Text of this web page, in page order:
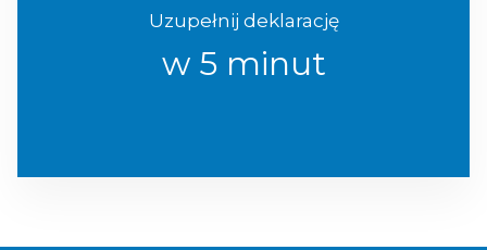
Uzupełnij deklarację
w 5 minut